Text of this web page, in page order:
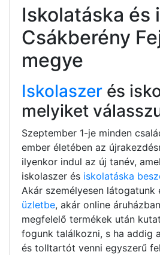
Iskolatáska és
Csákberény
megye
Iskolaszer és
melyiket
Szeptember 1-je minden
ember életében az
ilyenkor indul az új tanév,
iskolaszer és iskolatáska
Akár személyesen látogatunk
üzletbe, akár online
megfelelő termékek után
fogunk találkozni, s ha addig
és tolltartót venni egyszerű